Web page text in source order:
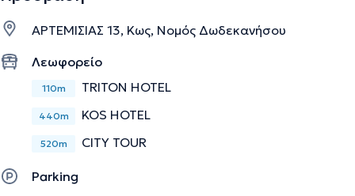
ΑΡΤΕΜΙΣΙΑΣ 13, Κως, Νομός Δωδεκανήσου
Λεωφορείο
110m TRITON HOTEL
440m KOS HOTEL
520m CITY TOUR
Parking